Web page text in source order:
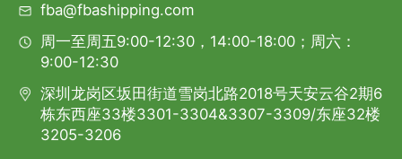
fba@fbashipping.com
周一至周五9:00-12:30，14:00-18:00；周六：
9:00-12:30
深圳龙岗区坂田街道雪岗北路2018号天安云谷2期6
栋东西座33楼3301-3304&3307-3309/东座32楼
3205-3206